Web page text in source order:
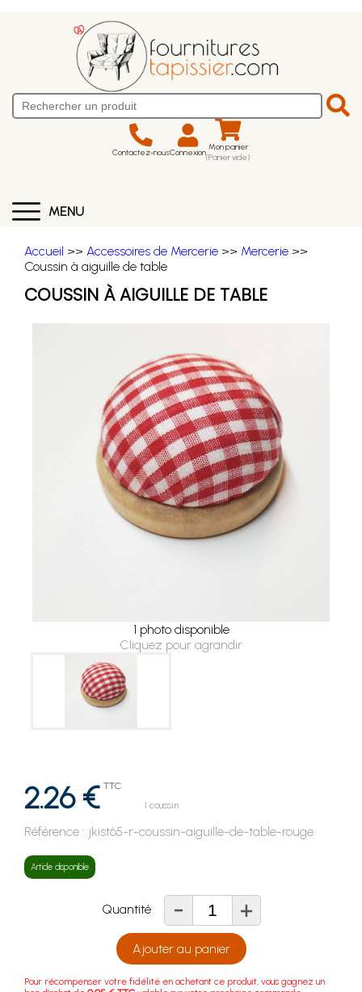
Contactez-nousConnexion Mon panier
(Panier vide)
MENU
Accueil >> Accessoires de Mercerie >> Mercerie >>
Coussin à aiguille de table
COUSSIN À AIGUILLE DE TABLE
1 photo disponible
Cliquez pour agrandir
2.26 € TTC
1 coussin
Référence : jkist65-r-coussin-aiguille-de-table-rouge
Article disponible
Quantité - +
Ajouter au panier
Pour récompenser votre fidélité en achetant ce produit, vous gagnez un